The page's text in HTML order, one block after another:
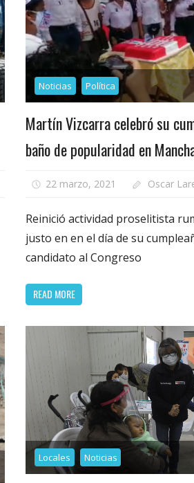
Noticias Política
Martín Vizcarra celebró su
baño de popularidad en
22 marzo, 2021 Oscar
Reinició actividad proselitista
justo en en el día de su
candidato al Congreso
READ MORE
Locales Noticias